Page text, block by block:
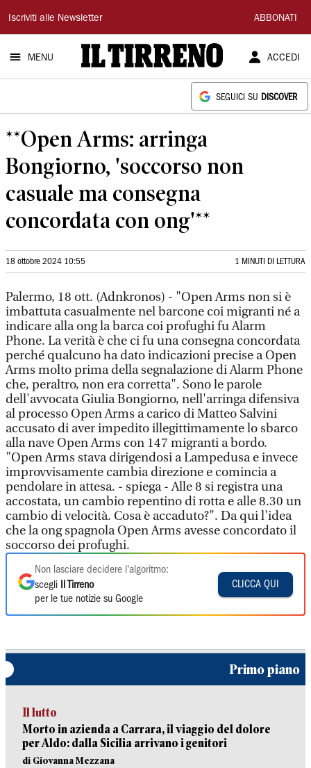
Il
Tirreno
Iscriviti alle Newsletter ABBONATI
MENU ACCEDI
SEGUICI SU DISCOVER
**Open Arms: arringa
Bongiorno, 'soccorso non
casuale ma consegna
concordata con ong'**
18 ottobre 2024 10:55 1 MINUTI DI LETTURA
Palermo, 18 ott. (Adnkronos) - "Open Arms non si è
imbattuta casualmente nel barcone coi migranti né a
indicare alla ong la barca coi profughi fu Alarm
Phone. La verità è che ci fu una consegna concordata
perché qualcuno ha dato indicazioni precise a Open
Arms molto prima della segnalazione di Alarm Phone
che, peraltro, non era corretta". Sono le parole
dell'avvocata Giulia Bongiorno, nell'arringa difensiva
al processo Open Arms a carico di Matteo Salvini
accusato di aver impedito illegittimamente lo sbarco
alla nave Open Arms con 147 migranti a bordo.
"Open Arms stava dirigendosi a Lampedusa e invece
improvvisamente cambia direzione e comincia a
pendolare in attesa. - spiega - Alle 8 si registra una
accostata, un cambio repentino di rotta e alle 8.30 un
cambio di velocità. Cosa è accaduto?". Da qui l'idea
che la ong spagnola Open Arms avesse concordato il
soccorso dei profughi.
Non lasciare decidere l'algoritmo:
scegli
Il Tirreno
per le tue notizie su Google
CLICCA QUI
Primo piano
Il lutto
Morto in azienda a Carrara, il viaggio del dolore
per Aldo: dalla Sicilia arrivano i genitori
di Giovanna Mezzana